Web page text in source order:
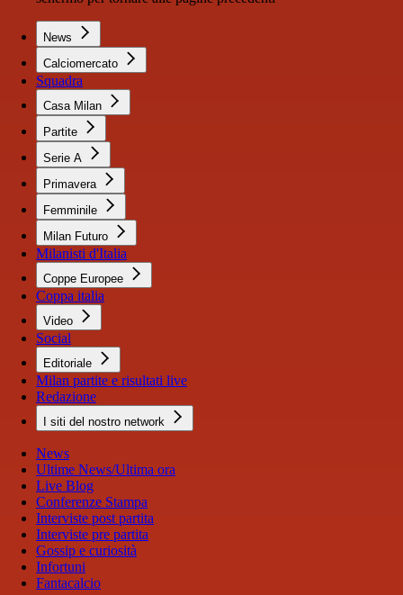
News
Calciomercato
Squadra
Casa Milan
Partite
Serie A
Primavera
Femminile
Milan Futuro
Milanisti d'Italia
Coppe Europee
Coppa italia
Video
Social
Editoriale
Milan partite e risultati live
Redazione
I siti del nostro network
News
Ultime News/Ultima ora
Live Blog
Conferenze Stampa
Interviste post partita
Interviste pre partita
Gossip e curiosità
Infortuni
Fantacalcio